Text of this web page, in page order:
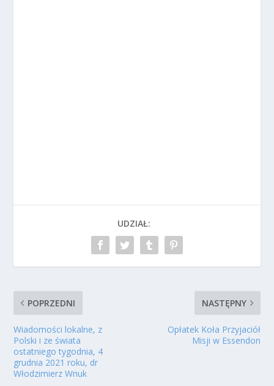
UDZIAŁ:
POPRZEDNI
Wiadomości lokalne, z
Polski i ze świata
ostatniego tygodnia, 4
grudnia 2021 roku, dr
Włodzimierz Wnuk
NASTĘPNY
Opłatek Koła Przyjaciół
Misji w Essendon